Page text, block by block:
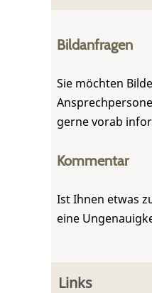
Bildanfragen
Sie möchten
gerne vorab
Kommentar
Ist Ihnen etwas
eine
Links